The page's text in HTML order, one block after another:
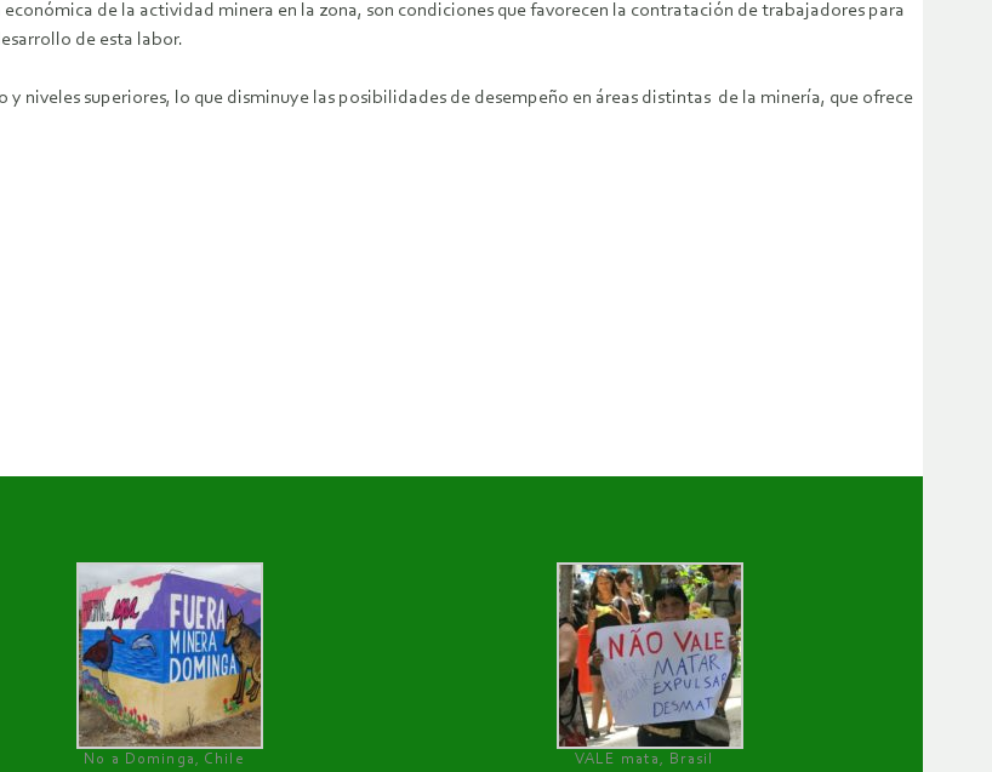
de la actividad minera en la zona, son condiciones que favorecen la contratación de trabajadores para
de esta labor.
niveles superiores, lo que disminuye las posibilidades de desempeño en áreas distintas de la minería, que ofrece
No a Dominga, Chile
VALE mata, Brasil